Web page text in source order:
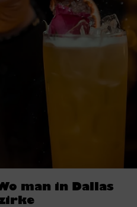
man in Dallas